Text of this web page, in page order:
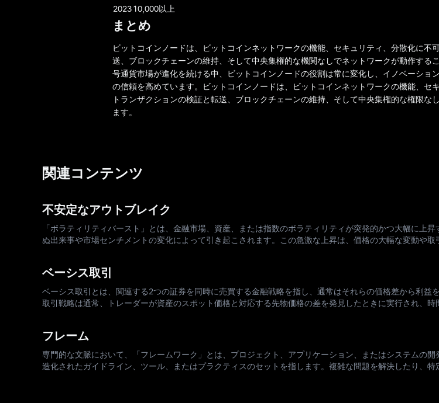
202310,000以上
まとめ
ビットコインノードは、ビットコインネットワークの機能、セキュリティ、分散化に不
送、ブロックチェーンの維持、そして中央集権的な機関なしでネットワークが動作する
号通貨市場が進化を続ける中、ビットコインノードの役割は常に変化し、イノベーショ
の信頼を高めています。ビットコインノードは、ビットコインネットワークの機能、セ
トランザクションの検証と転送、ブロックチェーンの維持、そして中央集権的な権限な
ます。
関連コンテンツ
不安定なアウトブレイク
「ボラティリティバースト」とは、金融市場、資産、または指数のボラティリティが突発的かつ大幅に上
ぬ出来事や市場センチメントの変化によって引き起こされます。この急激な上昇は、価格の大幅な変動や
ベーシス取引
ベーシス取引とは、関連する2つの証券を同時に売買する金融戦略を指し、通常はそれらの価格差から利益
取引戦略は通常、トレーダーが資産のスポット価格と対応する先物価格の差を発見したときに実行され、
フレーム
専門的な文脈において、「フレームワーク」とは、プロジェクト、アプリケーション、またはシステムの
造化されたガイドライン、ツール、またはプラクティスのセットを指します。複雑な問題を解決したり、